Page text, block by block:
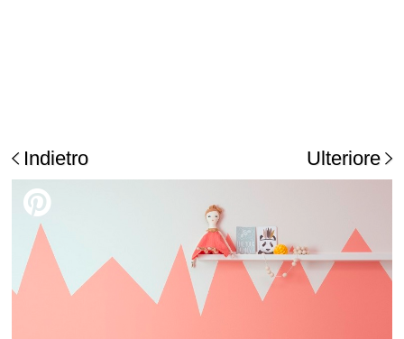
Indietro Ulteriore